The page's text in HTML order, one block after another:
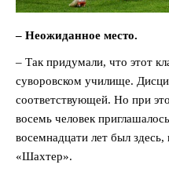
– Неожиданное место.
– Так придумали, что этот
суворовском училище.
соответствующей. Но при
восемь человек
восемнадцати лет был
«Шахтер».